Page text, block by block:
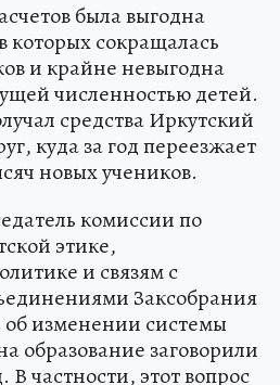
была выгодна
сокращалась
и крайне невыгодна
численностью детей.
средства Иркутский
куда за год переезжает
новых учеников.
комиссии по
этике,
и связям с
Заксобрания
об изменении системы
образование заговорили
В частности, этот вопрос